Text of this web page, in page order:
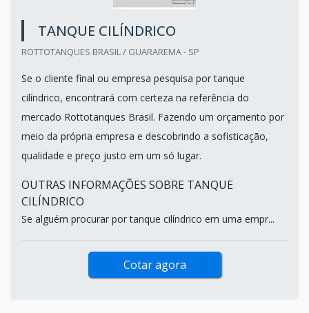
TANQUE CILÍNDRICO
ROTTOTANQUES BRASIL / GUARAREMA - SP
Se o cliente final ou empresa pesquisa por tanque
cilíndrico, encontrará com certeza na referência do
mercado Rottotanques Brasil. Fazendo um orçamento por
meio da própria empresa e descobrindo a sofisticação,
qualidade e preço justo em um só lugar.
OUTRAS INFORMAÇÕES SOBRE TANQUE
CILÍNDRICO
Se alguém procurar por tanque cilíndrico em uma empr...
Cotar agora